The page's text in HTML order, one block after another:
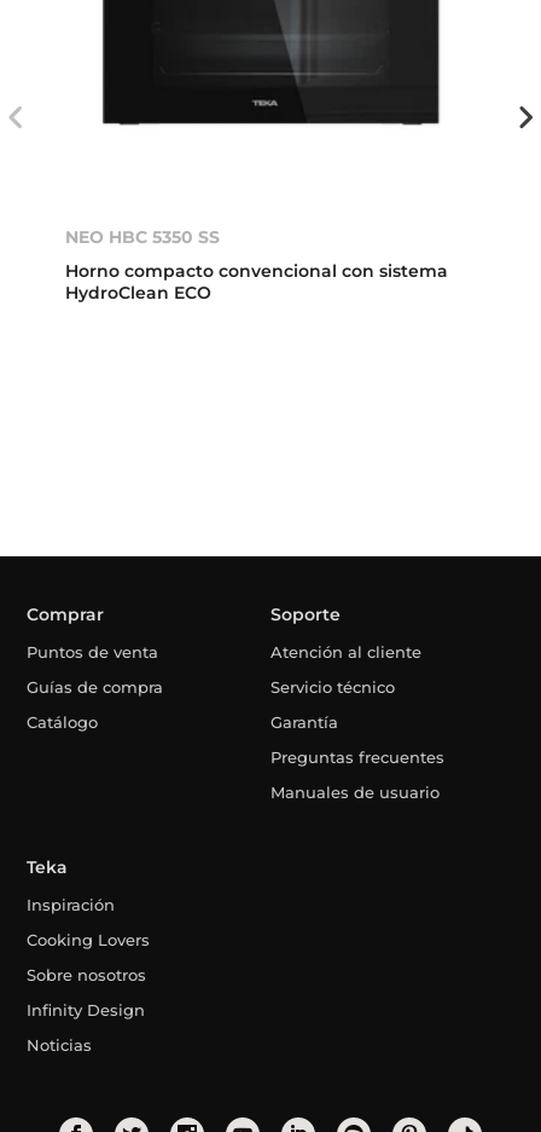
NEO HBC 5350 SS
Horno compacto convencional con sistema
HydroClean ECO
Comprar
Puntos de venta
Guías de compra
Catálogo
Soporte
Atención al cliente
Servicio técnico
Garantía
Preguntas frecuentes
Manuales de usuario
Teka
Inspiración
Cooking Lovers
Sobre nosotros
Infinity Design
Noticias